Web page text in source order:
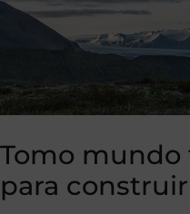
Tomo
para construir